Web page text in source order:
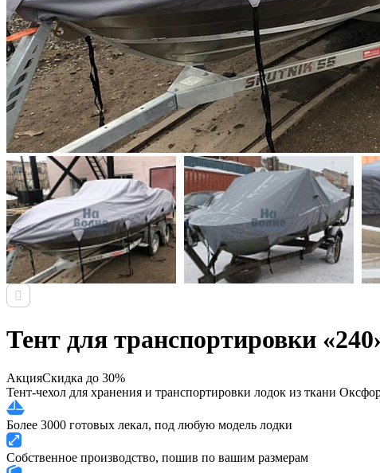
Тент для транспортировки
АкцияСкидка до 30%
Тент-чехол для хранения и транспортировки лодок из ткани
Более 3000 готовых лекал, под любую модель лодки
Собственное производство, пошив по вашим размерам